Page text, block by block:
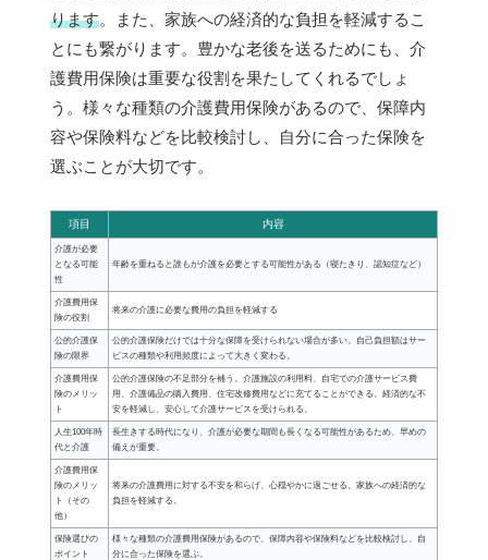
ります。また、家族への経済的な負担を軽減するこ
とにも繋がります。豊かな老後を送るためにも、介
護費用保険は重要な役割を果たしてくれるでしょ
う。様々な種類の介護費用保険があるので、保障内
容や保険料などを比較検討し、自分に合った保険を
選ぶことが大切です。
項目 内容
介護が必要
となる可能
性
年齢を重ねると誰もが介護を必要とする可能性がある（寝たきり、認知症など）
介護費用保
険の役割
将来の介護に必要な費用の負担を軽減する
公的介護保
険の限界
公的介護保険だけでは十分な保障を受けられない場合が多い。自己負担額はサー
ビスの種類や利用頻度によって大きく変わる。
介護費用保
険のメリッ
ト
公的介護保険の不足部分を補う。介護施設の利用料、自宅での介護サービス費
用、介護備品の購入費用、住宅改修費用などに充てることができる。経済的な不
安を軽減し、安心して介護サービスを受けられる。
人生100年時
代と介護
長生きする時代になり、介護が必要な期間も長くなる可能性があるため、早めの
備えが重要。
介護費用保
険のメリッ
ト（その
他）
将来の介護費用に対する不安を和らげ、心穏やかに過ごせる。家族への経済的な
負担を軽減する。
保険選びの
ポイント
様々な種類の介護費用保険があるので、保障内容や保険料などを比較検討し、自
分に合った保険を選ぶ。